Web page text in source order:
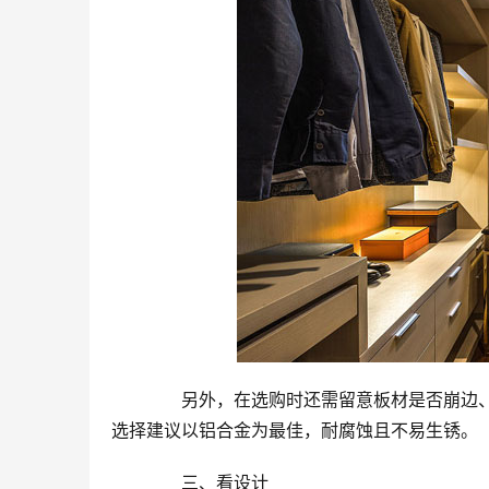
另外，在选购时还需留意板材是否崩边
选择建议以铝合金为最佳，耐腐蚀且不易生锈。
三、看设计